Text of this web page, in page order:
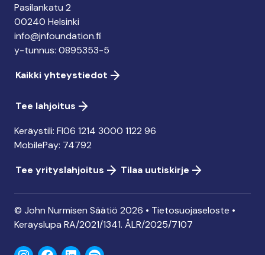
Pasilankatu 2
00240 Helsinki
info@jnfoundation.fi
y-tunnus: 0895353-5
Kaikki yhteystiedot
Tee lahjoitus
Keräystili: FI06 1214 3000 1122 96
MobilePay: 74792
Tee yrityslahjoitus
Tilaa uutiskirje
© John Nurmisen Säätiö 2026 • Tietosuojaseloste •
Keräyslupa RA/2021/1341. ÅLR/2025/7107